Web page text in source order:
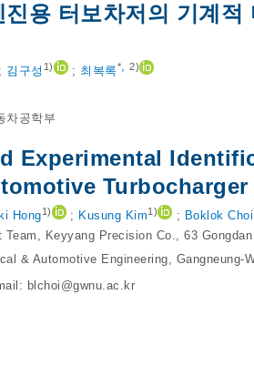
용 터보차저의 기계
김구성 1) ; 최복록*, 2)
차공학부
Experimental
Hong1) ; Kusung Kim1) ; Boklok Choi
Team, Keyyang Precision Co., 63
& Automotive Engineering, Gangneung-
blchoi@gwnu.ac.kr